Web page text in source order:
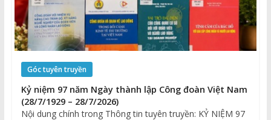
Góc tuyên truyền
Kỷ niệm 97 năm Ngày thành lập Công đoàn Việt Nam
(28/7/1929 – 28/7/2026)
Nội dung chính trong Thông tin tuyên truyền: KỶ NIỆM 97